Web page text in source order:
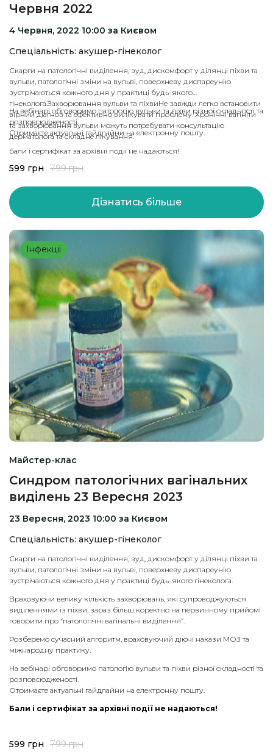
Червня 2022
4 Червня, 2022 10:00 за Києвом
Спеціальність: акушер-гінеколог
Скарги на патологічні виділення, зуд, дискомфорт у ділянці піхви та
вульви, патологічні зміни на вульві, поверхневу диспареунію
зустрічаються кожного дня у практиці будь-якого
гінеколога.Захворювання вульви та піхвиНе завжди легко встановити
вірний діагноз та ефективно вилікувати проблему. Хронічні вагініти
та захворювання вульви можуть потребувати консультацію
дерматолога та складне лікування.
На вебінарі обговоримо патологію вульви та піхви різної складності та
розповсюдженості.
Отримаєте актуальні гайдлайни на електронну пошту.
Бали і сертифікат за архівні події не надаються!
599 грн 799грн
Дізнатись більше
Інфекції
Майстер-клас
Синдром патологічних вагінальних
виділень 23 Вересня 2023
23 Вересня, 2023 10:00 за Києвом
Спеціальність: акушер-гінеколог
Скарги на патологічні виділення, зуд, дискомфорт у ділянці піхви та
вульви, патологічні зміни на вульві, поверхневу диспареунію
зустрічаються кожного дня у практиці будь-якого гінеколога.
Враховуючи велику кількість захворювань, які супроводжуються
виділеннями із піхви, зараз більш коректно на первинному прийомі
говорити про “патологічні вагінальні виділення”.
Розберемо сучасний алгоритм, враховуючий діючі накази МОЗ та
міжнародну практику.
На вебінарі обговоримо патологію вульви та піхви різної складності та
розповсюдженості.
Отримаєте актуальні гайдлайни на електронну пошту.
Бали і сертифікат за архівні події не надаються!
599 грн 799грн